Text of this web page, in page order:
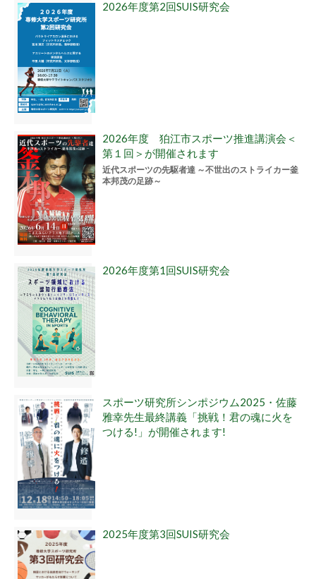
2026年度第2回SUIS研究会
2026年度 狛江市スポーツ推進講演会＜
第１回＞が開催されます
近代スポーツの先駆者達 ～不世出のストライカー釜
本邦茂の足跡～
2026年度第1回SUIS研究会
スポーツ研究所シンポジウム2025・佐藤
雅幸先生最終講義「挑戦！君の魂に火を
つける!」が開催されます!
2025年度第3回SUIS研究会